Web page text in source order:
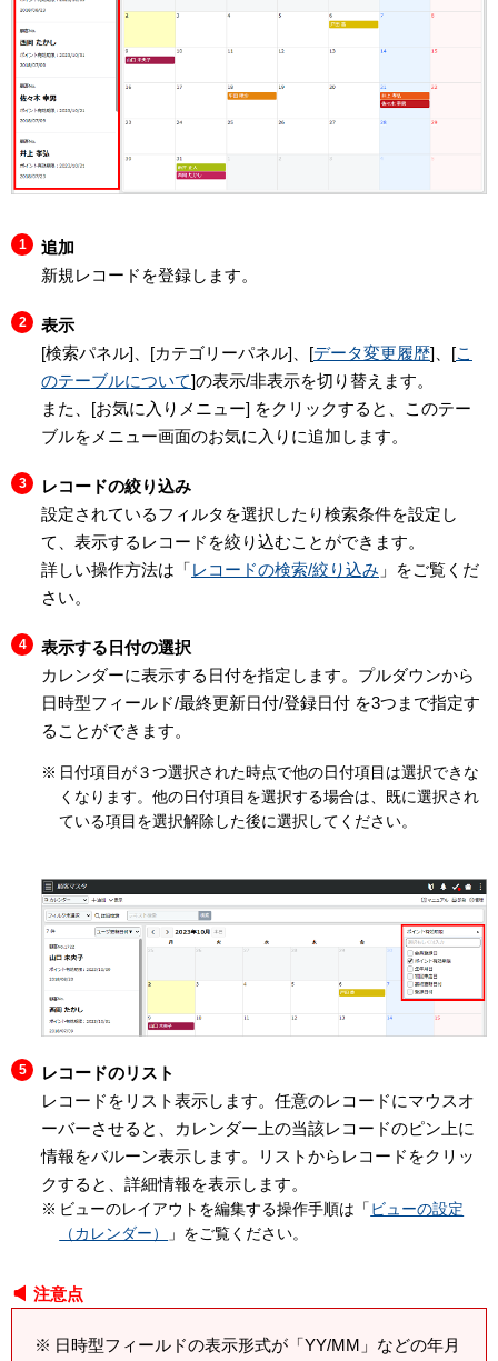
追加
新規レコードを登録します。
表示
[検索パネル]、[カテゴリーパネル]、[データ変更履歴]、[こ
のテーブルについて]の表示/非表示を切り替えます。
また、[お気に入りメニュー] をクリックすると、このテー
ブルをメニュー画面のお気に入りに追加します。
レコードの絞り込み
設定されているフィルタを選択したり検索条件を設定し
て、表示するレコードを絞り込むことができます。
詳しい操作方法は「レコードの検索/絞り込み 」をご覧くだ
さい。
表示する日付の選択
カレンダーに表示する日付を指定します。プルダウンから
日時型フィールド/最終更新日付/登録日付 を3つまで指定す
ることができます。
日付項目が３つ選択された時点で他の日付項目は選択できな
くなります。他の日付項目を選択する場合は、既に選択され
ている項目を選択解除した後に選択してください。
レコードのリスト
レコードをリスト表示します。任意のレコードにマウスオ
ーバーさせると、カレンダー上の当該レコードのピン上に
情報をバルーン表示します。リストからレコードをクリッ
クすると、詳細情報を表示します。
ビューのレイアウトを編集する操作手順は「 ビューの設定
（カレンダー）
」をご覧ください。
注意点
日時型フィールドの表示形式が「YY/MM」などの年月